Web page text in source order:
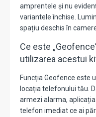
amprentele și nu
variantele închise.
spațiu deschis în
Ce este
utilizarea acestui
Funcția Geofence este
locația telefonului tău.
armezi alarma,
telefon imediat ce ai